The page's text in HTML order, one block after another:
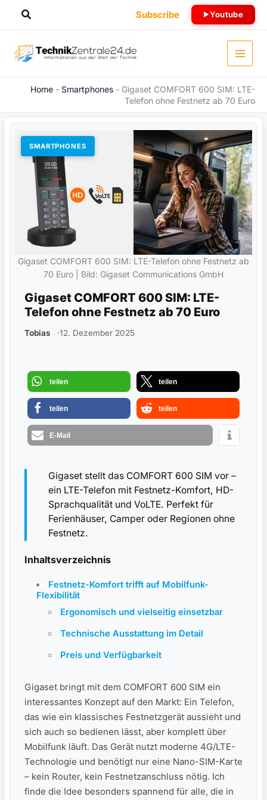
Suchen Subscribe Youtube
Home - Smartphones - Gigaset COMFORT 600 SIM: LTE-
Telefon ohne Festnetz ab 70 Euro
SMARTPHONES
Gigaset COMFORT 600 SIM: LTE-Telefon ohne Festnetz ab
70 Euro | Bild: Gigaset Communications GmbH
Gigaset COMFORT 600 SIM: LTE-
Telefon ohne Festnetz ab 70 Euro
Tobias 12. Dezember 2025
teilen teilen
teilen teilen
E-Mail
Gigaset stellt das COMFORT 600 SIM vor –
ein LTE-Telefon mit Festnetz-Komfort, HD-
Sprachqualität und VoLTE. Perfekt für
Ferienhäuser, Camper oder Regionen ohne
Festnetz.
Inhaltsverzeichnis
Festnetz-Komfort trifft auf Mobilfunk-
Flexibilität
Ergonomisch und vielseitig einsetzbar
Technische Ausstattung im Detail
Preis und Verfügbarkeit
Gigaset bringt mit dem COMFORT 600 SIM ein
interessantes Konzept auf den Markt: Ein Telefon,
das wie ein klassisches Festnetzgerät aussieht und
sich auch so bedienen lässt, aber komplett über
Mobilfunk läuft. Das Gerät nutzt moderne 4G/LTE-
Technologie und benötigt nur eine Nano-SIM-Karte
– kein Router, kein Festnetzanschluss nötig. Ich
finde die Idee besonders spannend für alle, die in